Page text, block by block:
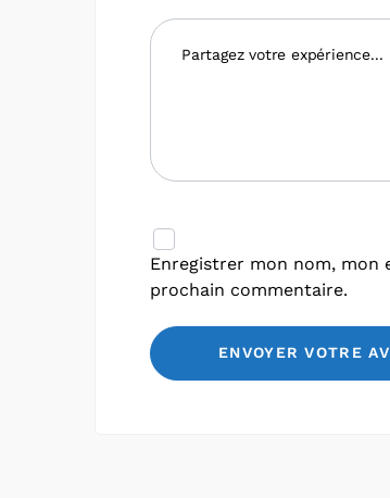
Enregistrer mon nom, mon
prochain commentaire.